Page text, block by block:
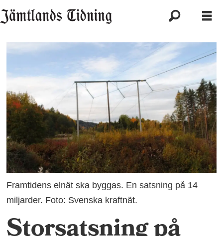
Framtidens elnät ska byggas. En satsning på 14
miljarder. Foto: Svenska kraftnät.